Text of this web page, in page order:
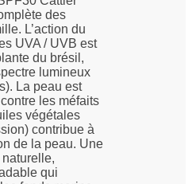
des
L’action du
UVA / UVB est
du brésil,
lumineux
La peau est
les méfaits
végétales
contribue à
de la peau. Une
qui